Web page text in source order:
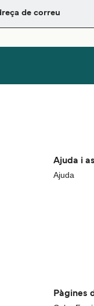
Ajuda i
Ajuda
Pàgines